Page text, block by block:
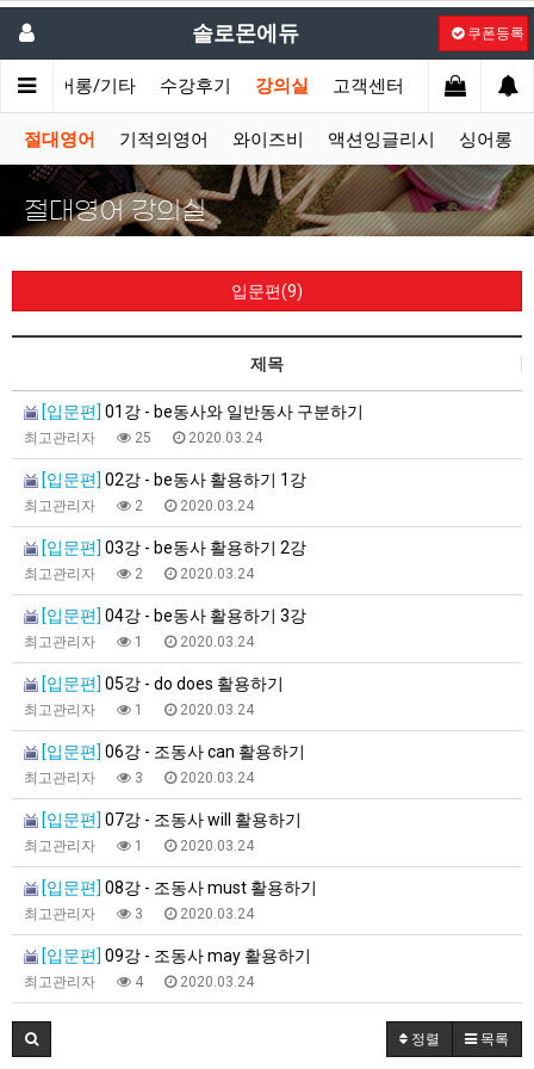
솔로몬에듀 쿠폰등록
싱어롱/기타 수강후기 강의실 고객센터
절대영어 기적의영어 와이즈비 액션잉글리시 싱어롱
절대영어 강의실
입문편(9)
제목
[입문편] 01강 - be동사와 일반동사 구분하기
최고관리자 25 2020.03.24
[입문편] 02강 - be동사 활용하기 1강
최고관리자 2 2020.03.24
[입문편] 03강 - be동사 활용하기 2강
최고관리자 2 2020.03.24
[입문편] 04강 - be동사 활용하기 3강
최고관리자 1 2020.03.24
[입문편] 05강 - do does 활용하기
최고관리자 1 2020.03.24
[입문편] 06강 - 조동사 can 활용하기
최고관리자 3 2020.03.24
[입문편] 07강 - 조동사 will 활용하기
최고관리자 1 2020.03.24
[입문편] 08강 - 조동사 must 활용하기
최고관리자 3 2020.03.24
[입문편] 09강 - 조동사 may 활용하기
최고관리자 4 2020.03.24
정렬 목록